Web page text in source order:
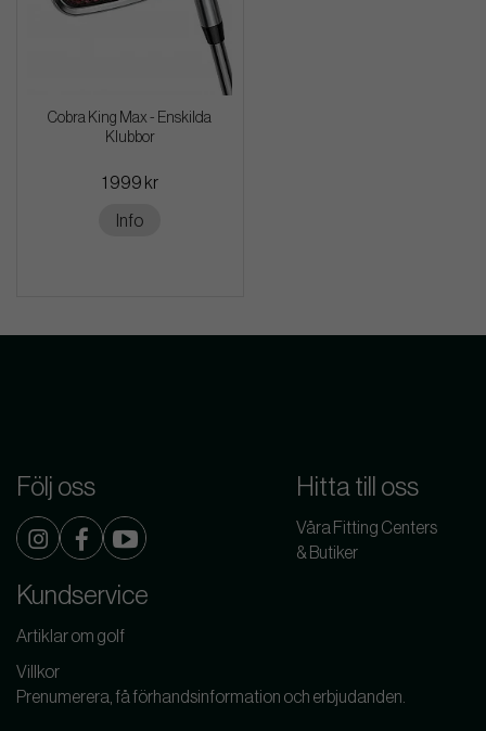
Cobra King Max - Enskilda
Klubbor
1 999 kr
Info
Följ oss Hitta till oss
Våra Fitting Centers
& Butiker
Kundservice
Artiklar om golf
Villkor
Prenumerera, få förhandsinformation och erbjudanden.